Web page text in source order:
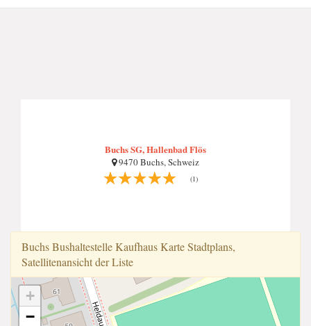
Buchs SG, Hallenbad Flös
9470 Buchs, Schweiz
(1)
Buchs Bushaltestelle Kaufhaus Karte Stadtplans,
Satellitenansicht der Liste
+
−